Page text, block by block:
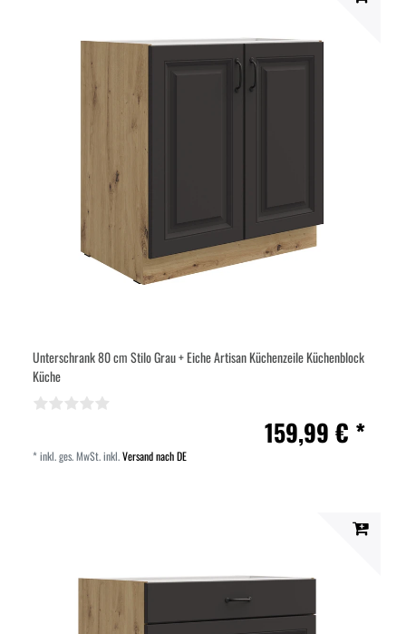
Unterschrank 80 cm Stilo Grau + Eiche Artisan Küchenzeile Küchenblock
Küche
159,99 € *
*inkl. ges. MwSt.inkl.Versand nach DE